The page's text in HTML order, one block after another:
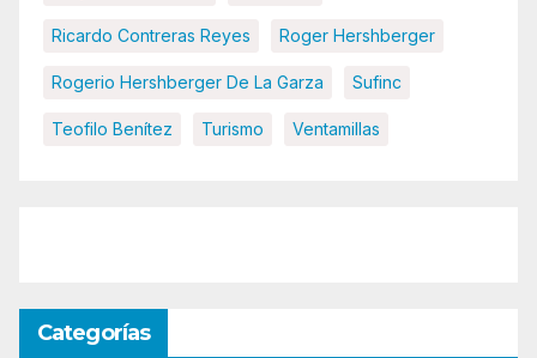
Ricardo Contreras Reyes Roger Hershberger
Rogerio Hershberger De La Garza Sufinc
Teofilo Benítez Turismo Ventamillas
Categorías